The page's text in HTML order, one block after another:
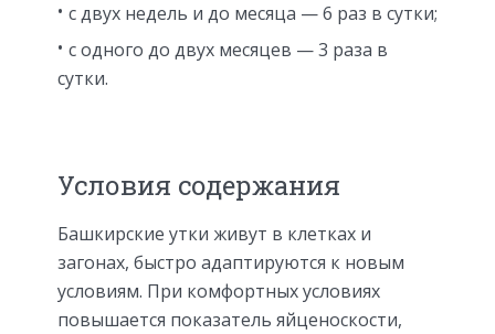
с двух недель и до месяца — 6 раз в сутки;
с одного до двух месяцев — 3 раза в
сутки.
Условия содержания
Башкирские утки живут в клетках и
загонах, быстро адаптируются к новым
условиям. При комфортных условиях
повышается показатель яйценоскости,